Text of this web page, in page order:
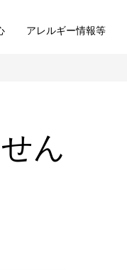
アレルギー情報等
ん